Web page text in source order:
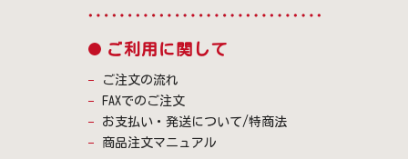
ご利用に関して
ご注文の流れ
FAXでのご注文
お支払い・発送について/特商法
商品注文マニュアル